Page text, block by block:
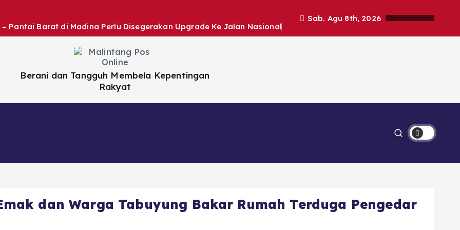
Pantai Barat di Madina Perlu Disegerakan Upgrade Ke Jalan Nasional
Sab. Agu 8th, 2026
Berani dan Tangguh Membela Kepentingan
Rakyat
dan Warga Tabuyung Bakar Rumah Terduga Pengedar